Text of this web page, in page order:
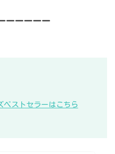
ーーーーー
ベストセラーはこちら